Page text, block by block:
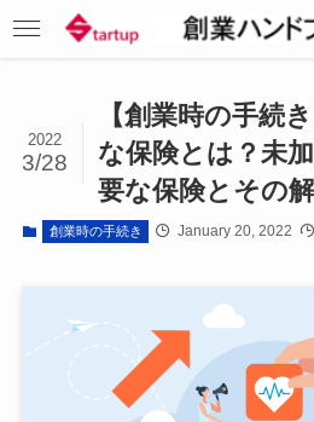
【創業時の手続
な保険とは？未
要な保険とその解
2022
3/28
創業時の手続き January 20, 2022